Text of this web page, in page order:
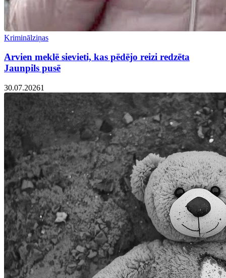
Kriminālziņas
Arvien meklē sievieti, kas pēdējo reizi redzēta
Jaunpils pusē
30.07.20261